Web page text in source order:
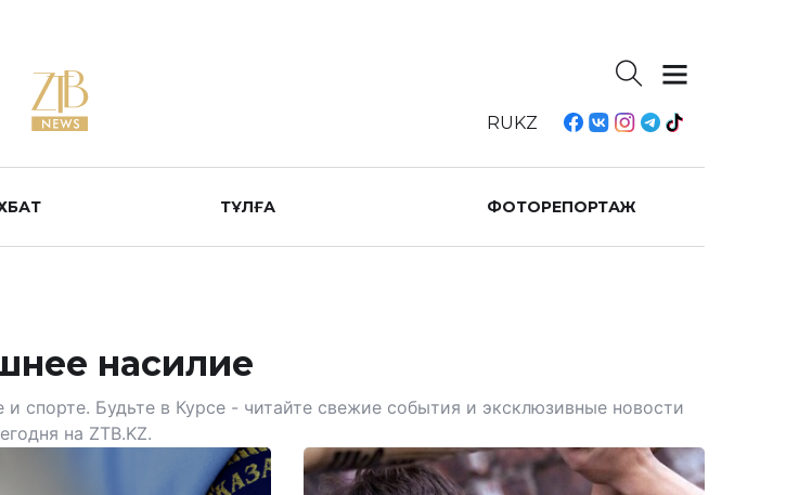
RUKZ
ТҰЛҒА ФОТОРЕПОРТАЖ
насилие
спорте. Будьте в Курсе - читайте свежие события и эксклюзивные новости
на ZTB.KZ.